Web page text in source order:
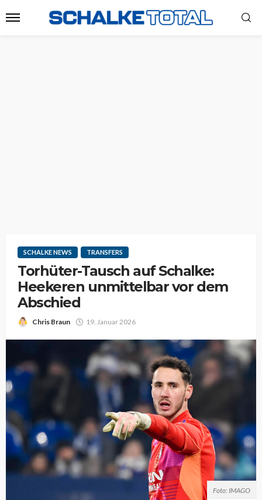
SCHALKE NEWS TRANSFERS
Torhüter-Tausch auf Schalke:
Heekeren unmittelbar vor dem
Abschied
Chris Braun 19. Januar 2026
Foto: IMAGO